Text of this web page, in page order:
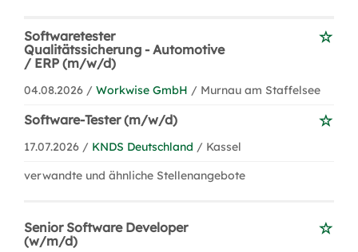
Softwaretester
Qualitätssicherung - Automotive
/ ERP (m/w/d)
04.08.2026 / Workwise GmbH / Murnau am Staffelsee
Software-Tester (m/w/d)
17.07.2026 / KNDS Deutschland / Kassel
verwandte und ähnliche Stellenangebote
Senior Software Developer
(w/m/d)